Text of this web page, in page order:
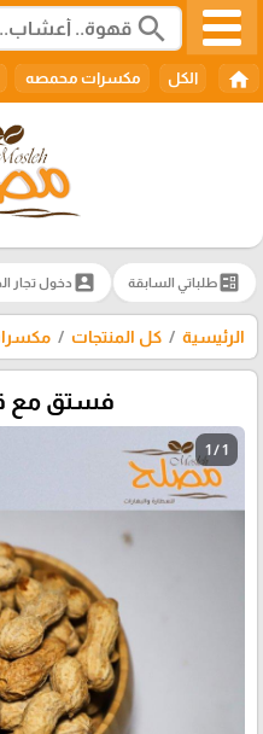
search
home الكل مكسرات محمصه
ballotطلباتي السابقة account_box دخول تجار
الرئيسية كل المنتجات
فستق
1 / 1